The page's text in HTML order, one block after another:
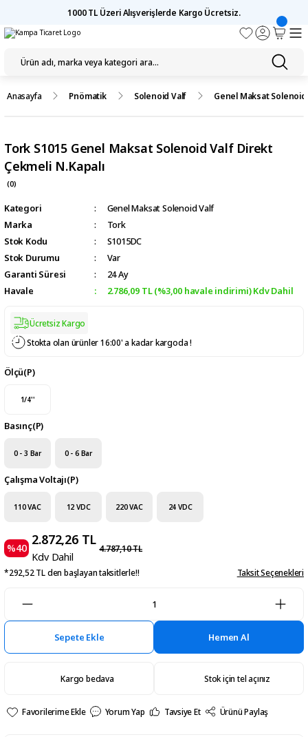
1000 TL Üzeri Alışverişlerde Kargo Ücretsiz.
Anasayfa Pnömatik Solenoid Valf Genel Maksat Solenoid
Tork S1015 Genel Maksat Solenoid Valf Direkt
Çekmeli N.Kapalı
(0)
Kategori
Genel Maksat Solenoid Valf
Marka
Tork
Stok Kodu
S1015DC
Stok Durumu
Var
Garanti Süresi
24 Ay
Havale
2.786,09 TL (%3,00 havale indirimi) Kdv Dahil
Ücretsiz Kargo
Stokta olan ürünler 16:00' a kadar kargoda !
Ölçü(P)
1/4''
Basınç(P)
0 - 3 Bar 0 - 6 Bar
Çalışma Voltajı(P)
110 VAC 12 VDC 220 VAC 24 VDC
%40
2.872,26 TL
Kdv Dahil
4.787,10 TL
*292,52 TL den başlayan taksitlerle!! Taksit Seçenekleri
Sepete Ekle Hemen Al
Kargo bedava Stok için tel açınız
Yorum Yap Tavsiye Et Ürünü Paylaş